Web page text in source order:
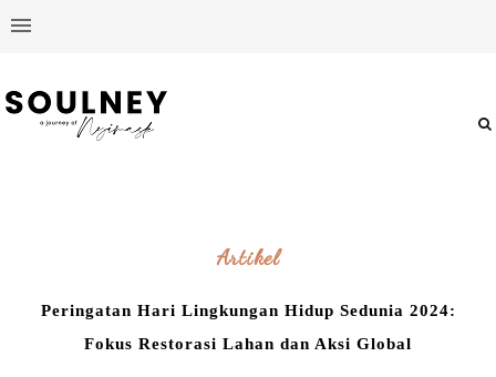
Artikel
Peringatan Hari Lingkungan Hidup Sedunia 2024:
Fokus Restorasi Lahan dan Aksi Global